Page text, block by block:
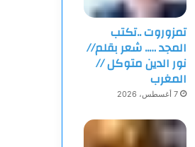
تمزوروت ..تكتب
المجد ….. شعر بقلم//
نور الدين متوكل //
المغرب
7 أغسطس، 2026